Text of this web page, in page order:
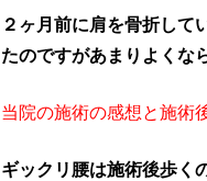
２ヶ月前に肩を骨折して
たのですがあまりよくな
当院の施術の感想と施術
ギックリ腰は施術後歩く